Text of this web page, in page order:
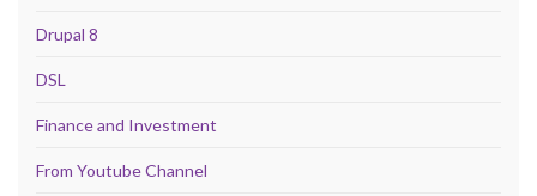
Drupal 8
DSL
Finance and Investment
From Youtube Channel